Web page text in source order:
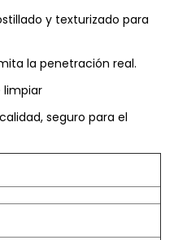
y texturizado para
la penetración real.
limpiar
seguro para el